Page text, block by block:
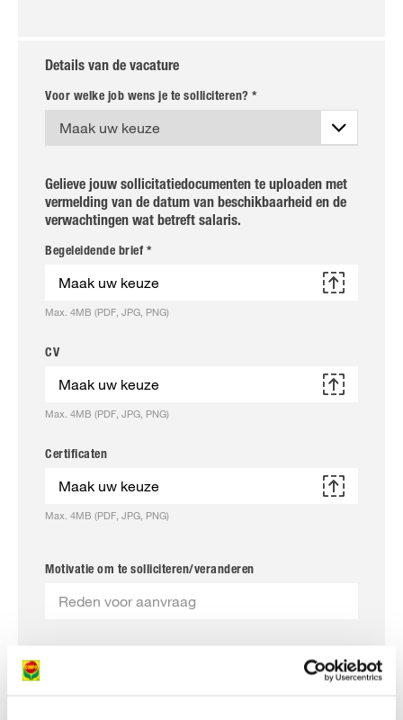
Details van de vacature
Voor welke job wens je te solliciteren? *
Gelieve jouw sollicitatiedocumenten te uploaden met
vermelding van de datum van beschikbaarheid en de
verwachtingen wat betreft salaris.
Begeleidende brief *
Maak uw keuze
Max. 4MB (PDF, JPG, PNG)
CV
Maak uw keuze
Max. 4MB (PDF, JPG, PNG)
Certificaten
Maak uw keuze
Max. 4MB (PDF, JPG, PNG)
Motivatie om te solliciteren/veranderen